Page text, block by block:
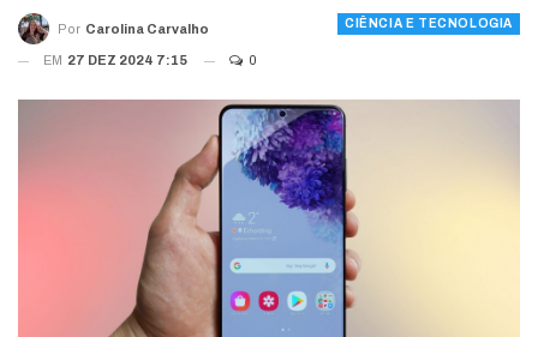
CIÊNCIA E TECNOLOGIA
Por Carolina Carvalho
EM 27 DEZ 2024 7:15 0